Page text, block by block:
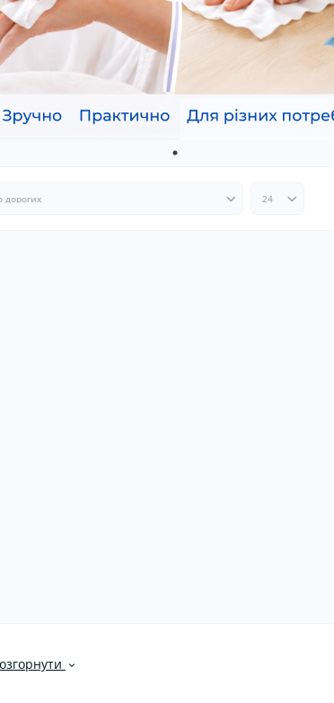
Ароматизатори в машину
Ароматизатори для дому та
офісу
Герметики шин
Пуско-зарядні пристрої